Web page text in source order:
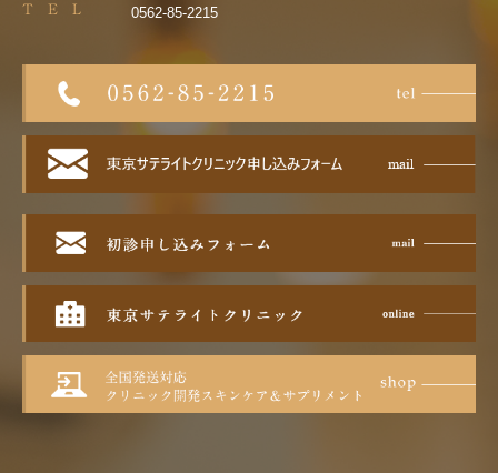
T E L 0562-85-2215